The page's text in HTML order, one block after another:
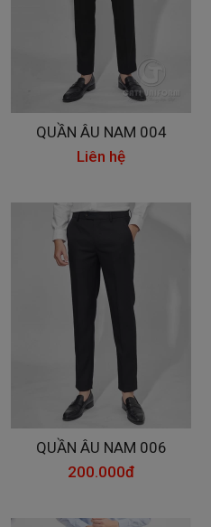
QUẦN ÂU NAM 004
Liên hệ
QUẦN ÂU NAM 006
200.000đ